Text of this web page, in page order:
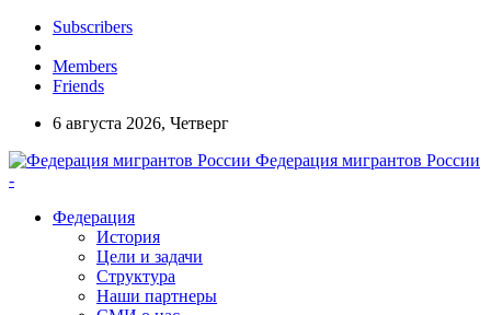
Subscribers
Members
Friends
6 августа 2026, Четверг
Федерация мигрантов России
-
Федерация
История
Цели и задачи
Структура
Наши партнеры